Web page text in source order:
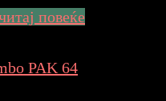
повеќе